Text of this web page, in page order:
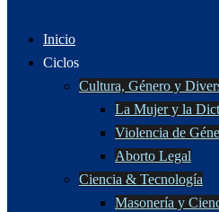
Inicio
Ciclos
Cultura, Género y
La Mujer y la
Violencia de
Aborto Legal
Ciencia & Tecnología
Masonería y